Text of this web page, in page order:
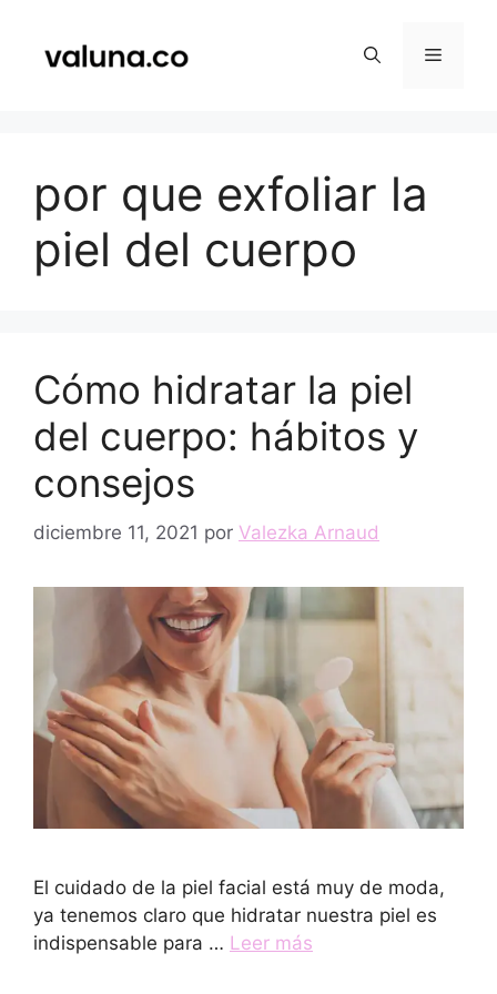
contenido
Menú
por que exfoliar la
piel del cuerpo
Cómo hidratar la piel
del cuerpo: hábitos y
consejos
diciembre 11, 2021 por Valezka Arnaud
El cuidado de la piel facial está muy de moda,
ya tenemos claro que hidratar nuestra piel es
indispensable para … Leer más